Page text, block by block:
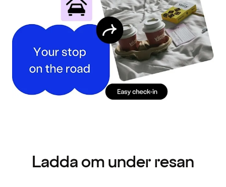
Ladda om under resan